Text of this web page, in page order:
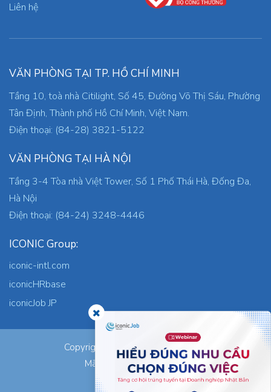
Liên hệ
VĂN PHÒNG TẠI TP. HỒ CHÍ MINH
Tầng 10, toà nhà Citilight, Số 45, Đường Võ Thị Sáu, Phường
Tân Định, Thành phố Hồ Chí Minh, Việt Nam.
Điện thoại: (84-28) 3821-5122
VĂN PHÒNG TẠI HÀ NỘI
Tầng 3-4 Tòa nhà Việt Tower, Số 1 Phố Thái Hà, Đống Đa,
Hà Nội
Điện thoại: (84-24) 3248-4446
ICONIC Group:
iconic-intl.com
iconicHRbase
iconicJob JP
Copyright © 2026 ICONIC Co., Ltd.
Mã số thuế: 0305745871
Nơi cấp: TP.HCM